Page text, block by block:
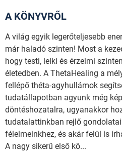
A KÖNYVRŐL
A világ egyik legerőteljesebb
már haladó szinten! Most a
hogy testi, lelki és érzelmi
életedben. A ThetaHealing a
fellépő théta-agyhullámok
tudatállapotban agyunk még
döntéshozatalra, ugyanakkor
tudatalattinkban rejlő
félelmeinkhez, és akár felül is
A nagy sikerű első kö...